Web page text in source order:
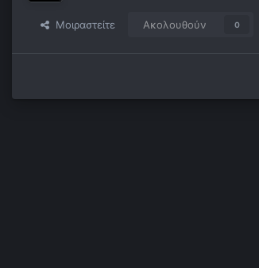
Μοιραστείτε Ακολουθούν 0